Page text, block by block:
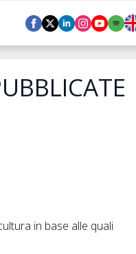
in base alle quali